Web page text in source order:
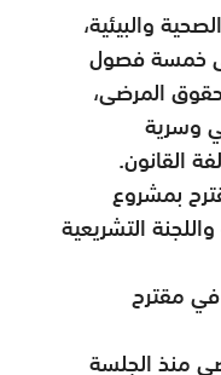
والبيئية،
مادة تم تقسيمها على خمسة فصول
المرضى،
وسرية
القانون.
بمشروع
التشريعية
مقترح
منذ الجلسة